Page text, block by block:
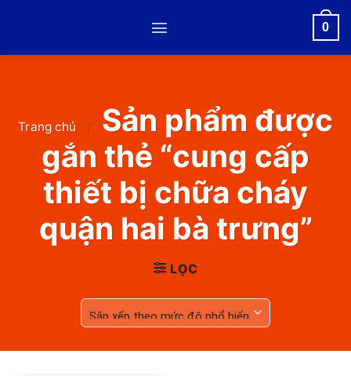
0
Trang chủ /
Sản phẩm được
gắn thẻ “cung cấp
thiết bị chữa cháy
quận hai bà trưng”
LỌC